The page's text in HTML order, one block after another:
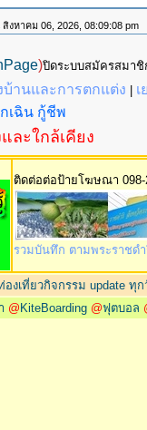
สิงหาคม 06, 2026, 08:09:08 pm
)ปิดระบบสมัครสมาชิ
านและการตกแต่ง
เฉิน กู้ชีพ
ละใกล้เคียง
ติดต่อต่อป้ายโฆษณา 098-
รวมบันทึก ตามพระราชด
องเที่ยวกิจกรรม update ทุ
@ KiteBoarding @ฟุตบอล